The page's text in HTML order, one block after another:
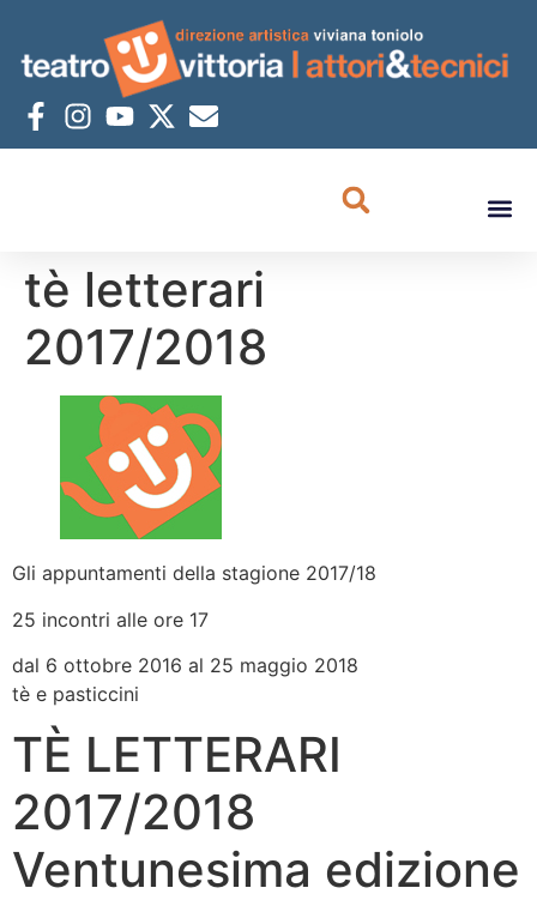
tè letterari
2017/2018
Gli appuntamenti della stagione 2017/18
25 incontri alle ore 17
dal 6 ottobre 2016 al 25 maggio 2018
tè e pasticcini
TÈ LETTERARI
2017/2018
Ventunesima edizione